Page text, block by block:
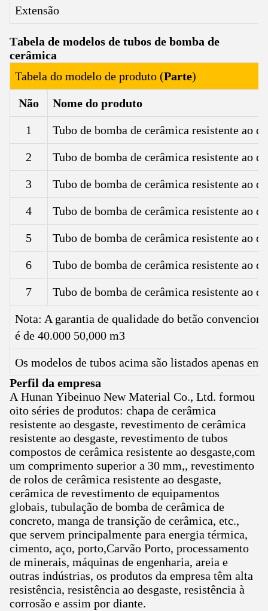
Extensão
Tabela de modelos de tubos de bomba de
cerâmica
Tabela do modelo de produto (Parte)
Não Nome do produto
1 Tubo de bomba de cerâmica resistente ao
2 Tubo de bomba de cerâmica resistente ao
3 Tubo de bomba de cerâmica resistente ao
4 Tubo de bomba de cerâmica resistente ao
5 Tubo de bomba de cerâmica resistente ao
6 Tubo de bomba de cerâmica resistente ao
7 Tubo de bomba de cerâmica resistente ao
Nota: A garantia de qualidade do betão
é de 40.000 50,000 m3
Os modelos de tubos acima são listados apenas
Perfil da empresa
A Hunan Yibeinuo New Material Co., Ltd. formou
oito séries de produtos: chapa de cerâmica
resistente ao desgaste, revestimento de cerâmica
resistente ao desgaste, revestimento de tubos
compostos de cerâmica resistente ao desgaste,com
um comprimento superior a 30 mm,, revestimento
de rolos de cerâmica resistente ao desgaste,
cerâmica de revestimento de equipamentos
globais, tubulação de bomba de cerâmica de
concreto, manga de transição de cerâmica, etc.,
que servem principalmente para energia térmica,
cimento, aço, porto,Carvão Porto, processamento
de minerais, máquinas de engenharia, areia e
outras indústrias, os produtos da empresa têm alta
resistência, resistência ao desgaste, resistência à
corrosão e assim por diante.